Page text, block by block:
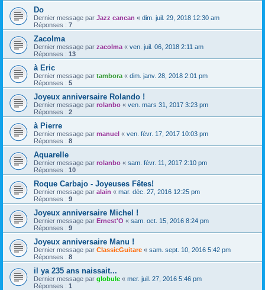
Do
Dernier message par Jazz cancan « dim. juil. 29, 2018 12:30 am
Réponses : 7
Zacolma
Dernier message par zacolma « ven. juil. 06, 2018 2:11 am
Réponses : 13
à Eric
Dernier message par tambora « dim. janv. 28, 2018 2:01 pm
Réponses : 5
Joyeux anniversaire Rolando !
Dernier message par rolanbo « ven. mars 31, 2017 3:23 pm
Réponses : 2
à Pierre
Dernier message par manuel « ven. févr. 17, 2017 10:03 pm
Réponses : 8
Aquarelle
Dernier message par rolanbo « sam. févr. 11, 2017 2:10 pm
Réponses : 10
Roque Carbajo - Joyeuses Fêtes!
Dernier message par alain « mar. déc. 27, 2016 12:25 pm
Réponses : 9
Joyeux anniversaire Michel !
Dernier message par Ernest'O « sam. oct. 15, 2016 8:24 pm
Réponses : 9
Joyeux anniversaire Manu !
Dernier message par ClassicGuitare « sam. sept. 10, 2016 5:42 pm
Réponses : 8
il ya 235 ans naissait...
Dernier message par globule « mer. juil. 27, 2016 5:46 pm
Réponses : 1